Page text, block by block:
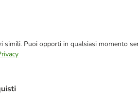
Puoi opporti in qualsiasi momento